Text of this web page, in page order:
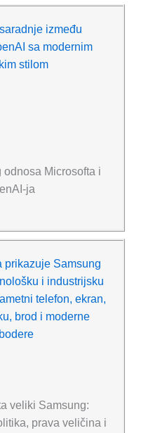
odnosa Microsofta i
ja
veliki Samsung:
prava veličina i